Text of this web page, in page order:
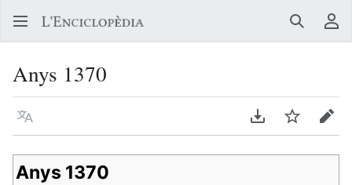
Buscar
Anys 1370
Llegir en un atre idioma Descarregar en
Vigilar
Anys 1370